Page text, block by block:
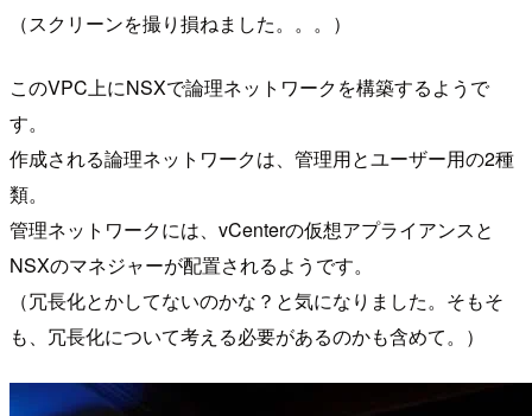
（スクリーンを撮り損ねました。。。）
このVPC上にNSXで論理ネットワークを構築するようで
す。
作成される論理ネットワークは、管理用とユーザー用の2種
類。
管理ネットワークには、vCenterの仮想アプライアンスと
NSXのマネジャーが配置されるようです。
（冗長化とかしてないのかな？と気になりました。そもそ
も、冗長化について考える必要があるのかも含めて。）